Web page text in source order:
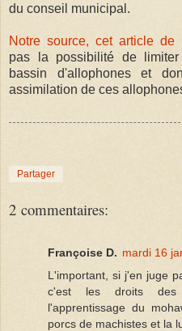
du conseil municipal.
Notre source, cet article de
pas la possibilité de
bassin d'allophones et
assimilation de ces
Partager
2 commentaires:
Françoise D. mardi 16
L'important, si j'en juge
c'est les droits des
l'apprentissage du
porcs de machistes et la